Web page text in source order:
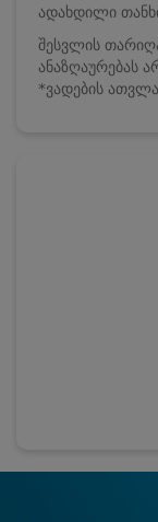
ადახდილი
შესვლის
ანაზღაურებას
*ვადების